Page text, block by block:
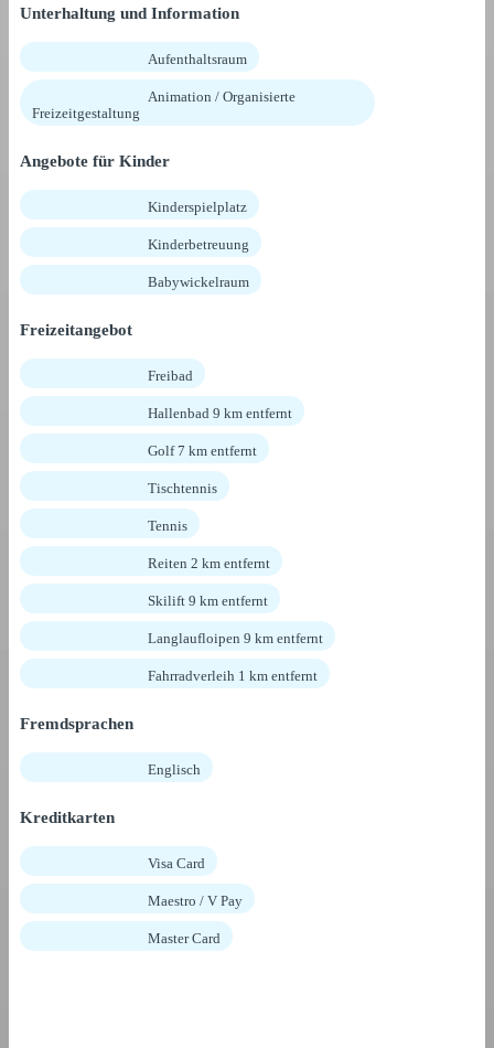
Unterhaltung und Information
Aufenthaltsraum
Animation / Organisierte
Freizeitgestaltung
Angebote für Kinder
Kinderspielplatz
Kinderbetreuung
Babywickelraum
Freizeitangebot
Freibad
Hallenbad 9 km entfernt
Golf 7 km entfernt
Tischtennis
Tennis
Reiten 2 km entfernt
Skilift 9 km entfernt
Langlaufloipen 9 km entfernt
Fahrradverleih 1 km entfernt
Fremdsprachen
Englisch
Kreditkarten
Visa Card
Maestro / V Pay
Master Card